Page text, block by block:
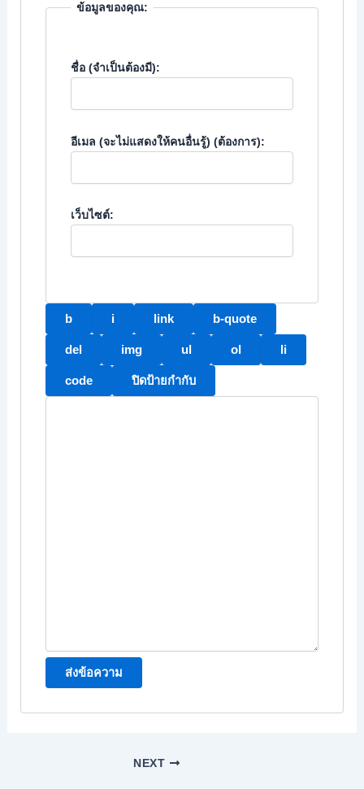
ข้อมูลของคุณ:
ชื่อ (จำเป็นต้องมี):
อีเมล (จะไม่แสดงให้คนอื่นรู้) (ต้องการ):
เว็บไซต์:
ส่งข้อความ
NEXT